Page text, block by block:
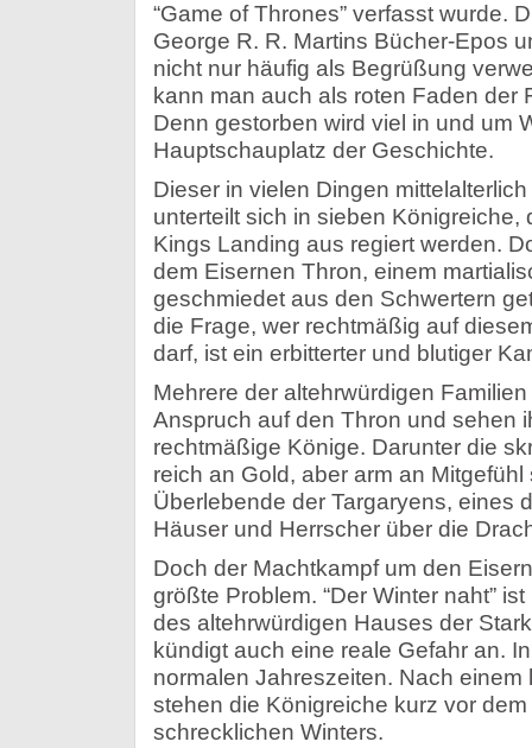
“Game of Thrones” verfasst wurde.
George R. R. Martins Bücher-Epos
nicht nur häufig als Begrüßung
kann man auch als roten Faden der
Denn gestorben wird viel in und um
Hauptschauplatz der Geschichte.
Dieser in vielen Dingen
unterteilt sich in sieben Königreiche,
Kings Landing aus regiert werden.
dem Eisernen Thron, einem
geschmiedet aus den Schwertern
die Frage, wer rechtmäßig auf
darf, ist ein erbitterter und blutiger
Mehrere der altehrwürdigen
Anspruch auf den Thron und sehen
rechtmäßige Könige. Darunter die
reich an Gold, aber arm an
Überlebende der Targaryens, eines
Häuser und Herrscher über die
Doch der Machtkampf um den
größte Problem. “Der Winter naht”
des altehrwürdigen Hauses der
kündigt auch eine reale Gefahr an.
normalen Jahreszeiten. Nach
stehen die Königreiche kurz vor
schrecklichen Winters.